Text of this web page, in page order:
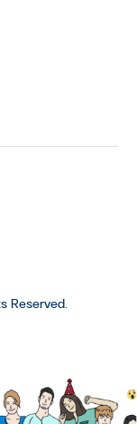
EP.5 :
ท้อใจ สิ้นหวัง
Reserved.